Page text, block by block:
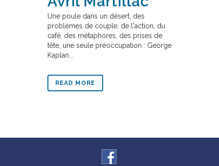
Une poule dans un désert, des
problèmes de couple, de l'action, du
café, des métaphores, des prises de
tête, une seule préoccupation : George
Kaplan...
READ MORE